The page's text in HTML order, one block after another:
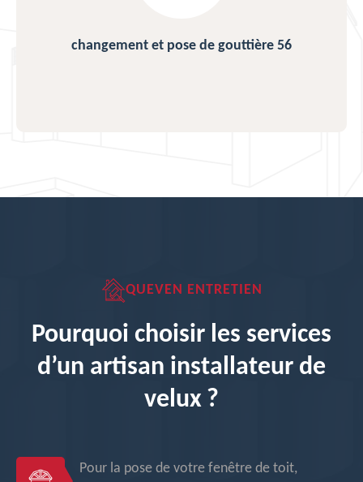
changement et pose de gouttière 56
QUEVEN ENTRETIEN
Pourquoi choisir les services
d’un artisan installateur de
velux ?
Pour la pose de votre fenêtre de toit,